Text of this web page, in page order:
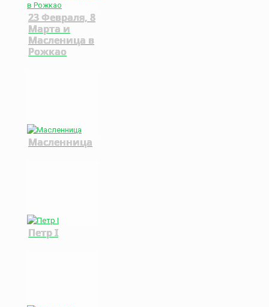
23 Февраля, 8
Марта и
Масленица в
Рожкао
Масленница
Петр I